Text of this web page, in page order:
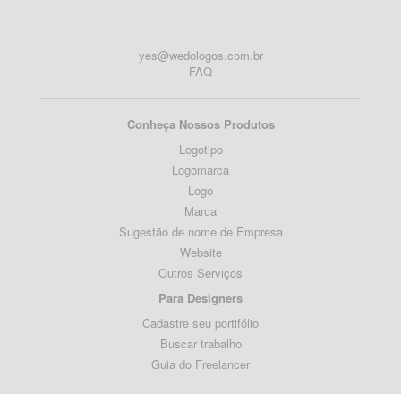
yes@wedologos.com.br
FAQ
Conheça Nossos Produtos
Logotipo
Logomarca
Logo
Marca
Sugestão de nome de Empresa
Website
Outros Serviços
Para Designers
Cadastre seu portifólio
Buscar trabalho
Guia do Freelancer